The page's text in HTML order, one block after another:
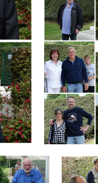
Branding